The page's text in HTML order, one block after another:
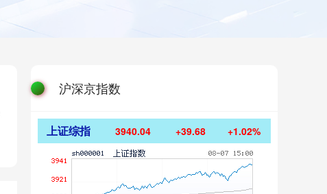
沪深京指数
上证综指 3940.04 +39.68 +1.02%